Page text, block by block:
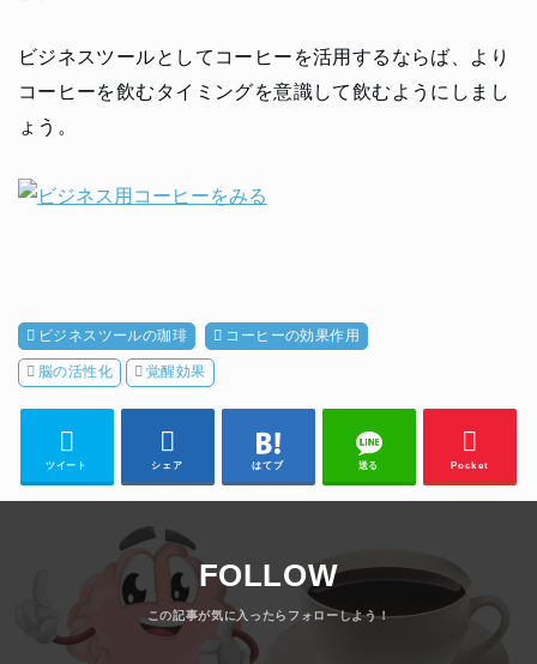
ビジネスツールとしてコーヒーを活用するならば、より
コーヒーを飲むタイミングを意識して飲むようにしまし
ょう。
ビジネスツールの珈琲 コーヒーの効果作用
脳の活性化 覚醒効果
ツイート シェア はてブ 送る Pocket
FOLLOW